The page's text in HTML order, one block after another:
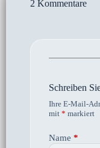
2 Kommentare
Schreiben
Ihre E-Mail-
mit * markiert
Name *